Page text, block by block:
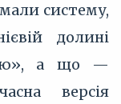
систему,
долині
а що —
версія